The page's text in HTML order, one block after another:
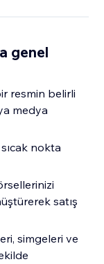
genel
resmin belirli
medya
nokta
satış
simgeleri ve